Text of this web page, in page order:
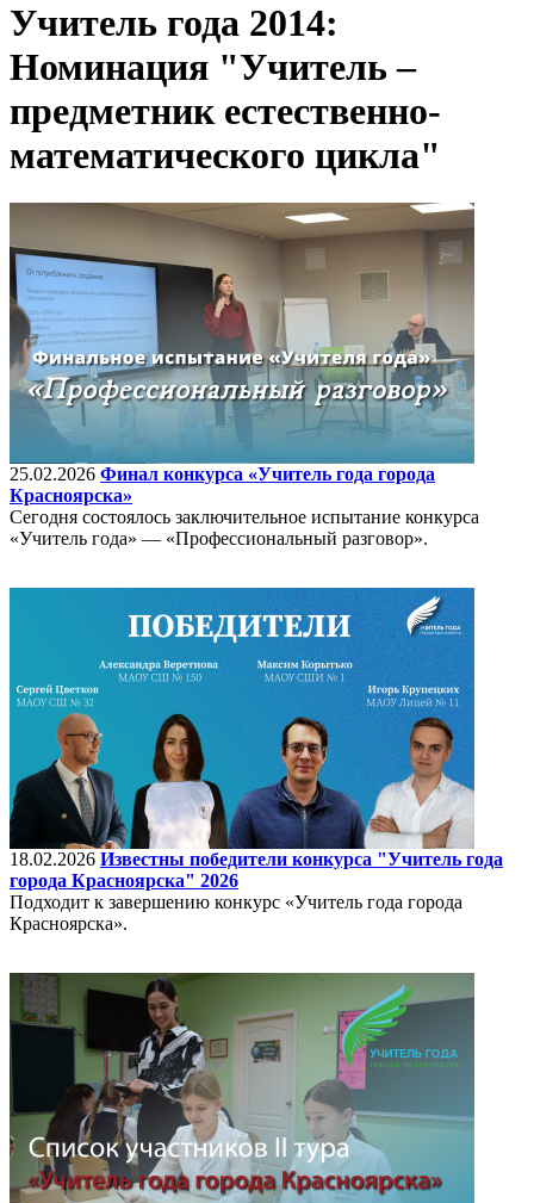
Учитель года 2014:
Номинация "Учитель –
предметник естественно-
математического цикла"
25.02.2026 Финал конкурса «Учитель года города
Красноярска»
Сегодня состоялось заключительное испытание конкурса
«Учитель года» — «Профессиональный разговор».
18.02.2026 Известны победители конкурса "Учитель года
города Красноярска" 2026
Подходит к завершению конкурс «Учитель года города
Красноярска».